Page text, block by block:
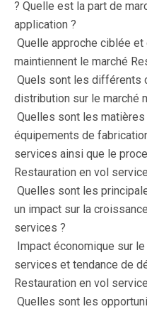
? Quelle est la part de
application ?
 Quelle approche ciblée
maintiennent le marché
 Quels sont les différents
distribution sur le marché
 Quelles sont les
équipements de
services ainsi que le
Restauration en vol
 Quelles sont les
un impact sur la
services ?
 Impact économique sur
services et tendance de
Restauration en vol
 Quelles sont les